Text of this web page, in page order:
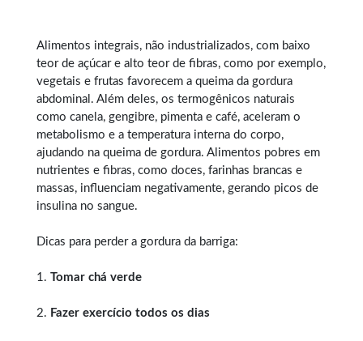
Alimentos integrais, não industrializados, com baixo
teor de açúcar e alto teor de fibras, como por exemplo,
vegetais e frutas favorecem a queima da gordura
abdominal. Além deles, os termogênicos naturais
como canela, gengibre, pimenta e café, aceleram o
metabolismo e a temperatura interna do corpo,
ajudando na queima de gordura. Alimentos pobres em
nutrientes e fibras, como doces, farinhas brancas e
massas, influenciam negativamente, gerando picos de
insulina no sangue.
Dicas para perder a gordura da barriga:
1. Tomar chá verde
2. Fazer exercício todos os dias